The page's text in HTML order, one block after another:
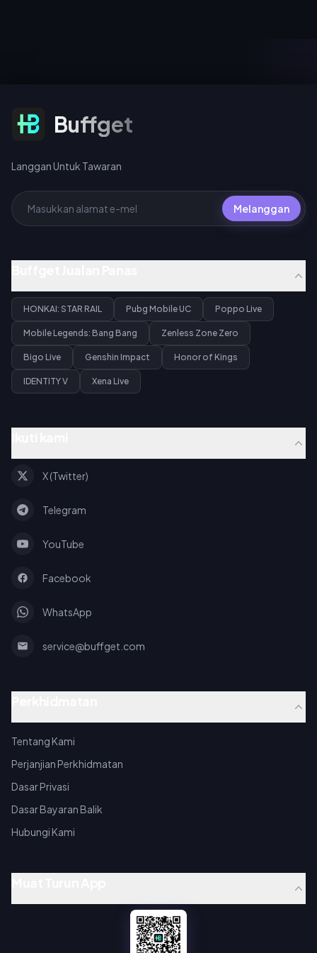
Langgan Untuk Tawaran
Buffget
Langgan Untuk Tawaran
Melanggan
HONKAI: STAR RAIL Pubg Mobile UC Poppo Live
Mobile Legends: Bang Bang Zenless Zone Zero
Bigo Live Genshin Impact Honor of Kings
IDENTITY V Xena Live
X (Twitter)
Telegram
YouTube
Facebook
WhatsApp
service@buffget.com
Tentang Kami
Perjanjian Perkhidmatan
Dasar Privasi
Dasar Bayaran Balik
Hubungi Kami